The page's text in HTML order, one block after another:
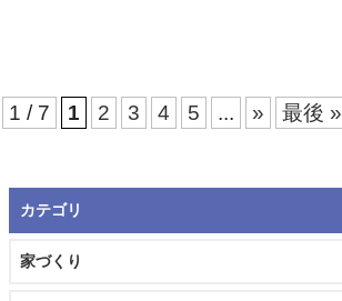
1 / 7 1 2 3 4 5 ... » 最後 »
カテゴリ
家づくり